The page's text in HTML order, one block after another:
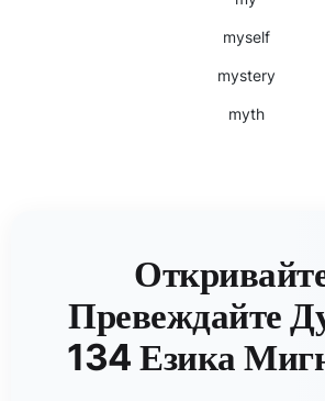
myself
mystery
myth
Превеждайте
134 Езика